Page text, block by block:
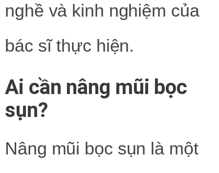
nghề và kinh nghiệm của
bác sĩ thực hiện.
Ai cần nâng mũi bọc
sụn?
Nâng mũi bọc sụn là một